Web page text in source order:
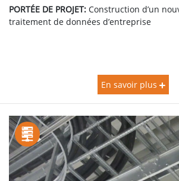
PORTÉE DE PROJET: Construction d’un
traitement de données d’entreprise
En savoir plus